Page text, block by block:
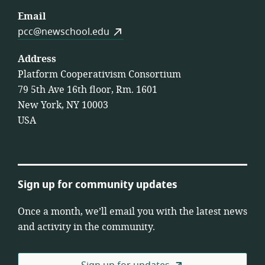
Email
pcc@newschool.edu
Address
Platform Cooperativism Consortium
79 5th Ave 16th floor, Rm. 1601
New York, NY 10003
USA
Sign up for community updates
Once a month, we’ll email you with the latest news
and activity in the community.